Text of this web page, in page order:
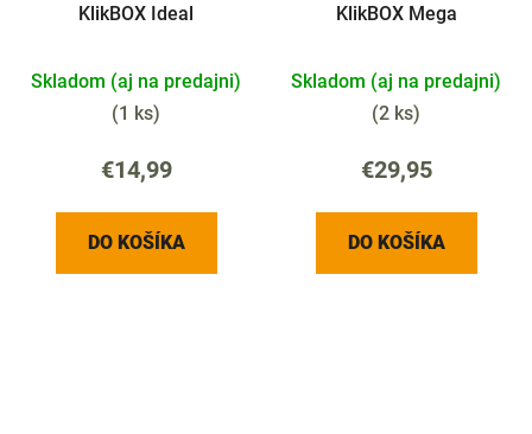
KlikBOX Ideal
Skladom (aj na predajni)
(1 ks)
€14,99
DO KOŠÍKA
KlikBOX Mega
Skladom (aj na predajni)
(2 ks)
€29,95
DO KOŠÍKA